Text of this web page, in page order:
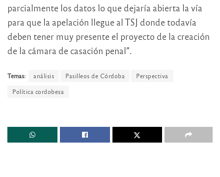
parcialmente los datos lo que dejaría abierta la vía
para que la apelación llegue al TSJ donde todavía
deben tener muy presente el proyecto de la creación
de la cámara de casación penal”.
Temas: análisis Pasilleos de Córdoba
Perspectiva
Política cordobesa